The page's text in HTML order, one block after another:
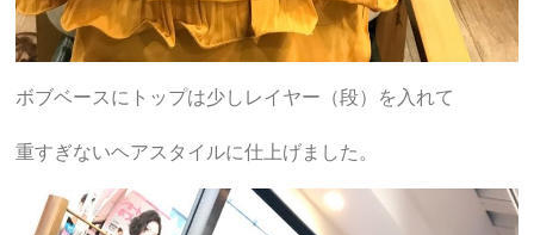
ボブベースにトップは少しレイヤー（段）を入れて
重すぎないヘアスタイルに仕上げました。